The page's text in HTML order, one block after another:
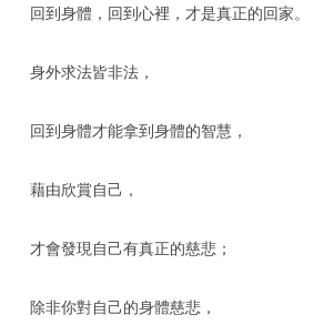
回到身體，回到心裡，才是真正的回家。
身外求法皆非法，
回到身體才能拿到身體的智慧，
藉由欣賞自己，
才會發現自己有真正的慈悲；
除非你對自己的身體慈悲，